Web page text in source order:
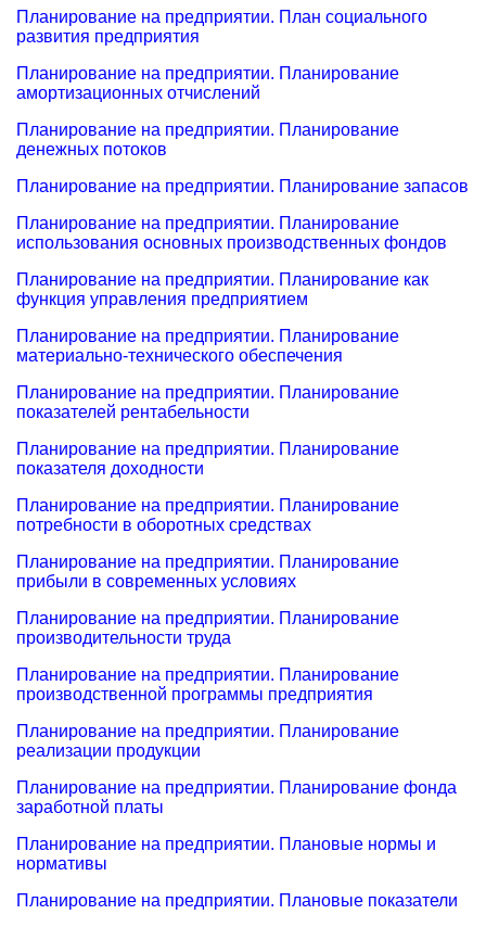
Планирование на предприятии. План социального
развития предприятия
Планирование на предприятии. Планирование
амортизационных отчислений
Планирование на предприятии. Планирование
денежных потоков
Планирование на предприятии. Планирование запасов
Планирование на предприятии. Планирование
использования основных производственных фондов
Планирование на предприятии. Планирование как
функция управления предприятием
Планирование на предприятии. Планирование
материально-технического обеспечения
Планирование на предприятии. Планирование
показателей рентабельности
Планирование на предприятии. Планирование
показателя доходности
Планирование на предприятии. Планирование
потребности в оборотных средствах
Планирование на предприятии. Планирование
прибыли в современных условиях
Планирование на предприятии. Планирование
производительности труда
Планирование на предприятии. Планирование
производственной программы предприятия
Планирование на предприятии. Планирование
реализации продукции
Планирование на предприятии. Планирование фонда
заработной платы
Планирование на предприятии. Плановые нормы и
нормативы
Планирование на предприятии. Плановые показатели